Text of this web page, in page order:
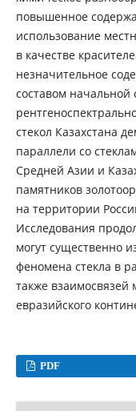
повышенное
использование
в качестве
незначительное
составом начальной
стекол Казахстана
параллели со
Средней Азии и
памятников
на территории
Исследования
могут существенно
феномена стекла в
также
евразийского
PDF